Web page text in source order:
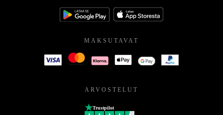
MAKSUTAVAT
ARVOSTELUT
Trustpilot